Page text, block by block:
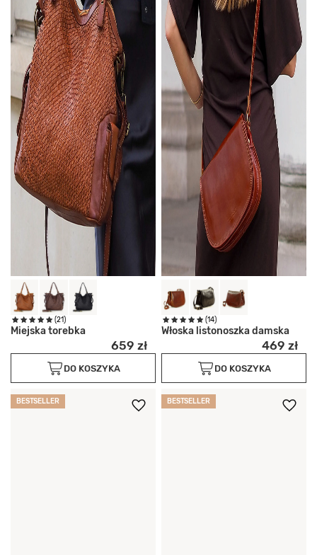
(21)
Miejska torebka
659 zł
DO KOSZYKA
(14)
Włoska listonoszka damska
469 zł
DO KOSZYKA
BESTSELLER BESTSELLER